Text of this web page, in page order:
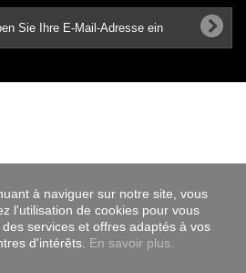
à naviguer sur notre site, vous
l'utilisation de cookies pour vous
services et offres adaptés à vos
d'intérêts. En savoir plus.